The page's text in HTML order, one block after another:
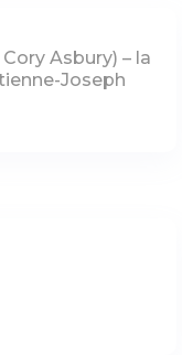
Asbury) – la
Joseph